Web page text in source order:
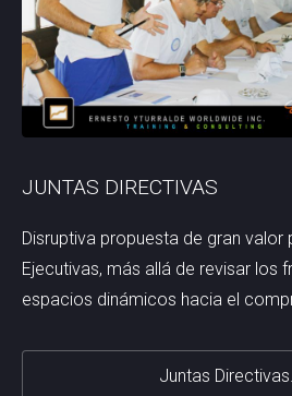
JUNTAS DIRECTIVAS
Disruptiva propuesta de gran valor
Ejecutivas, más allá de revisar los
espacios dinámicos hacia el
Juntas